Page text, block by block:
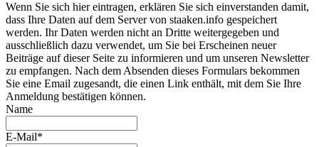
Wenn Sie sich hier eintragen, erklären Sie sich einverstanden damit,
dass Ihre Daten auf dem Server von staaken.info gespeichert
werden. Ihr Daten werden nicht an Dritte weitergegeben und
ausschließlich dazu verwendet, um Sie bei Erscheinen neuer
Beiträge auf dieser Seite zu informieren und um unseren Newsletter
zu empfangen. Nach dem Absenden dieses Formulars bekommen
Sie eine Email zugesandt, die einen Link enthält, mit dem Sie Ihre
Anmeldung bestätigen können.
Name
E-Mail*